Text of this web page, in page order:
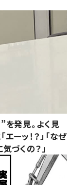
を発見。よく見
ーッ！？」「なぜ
づくの？」